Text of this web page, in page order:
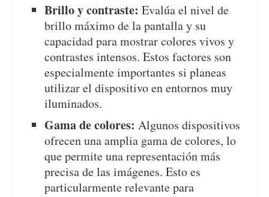
Brillo y contraste: Evalúa el nivel de
brillo máximo de la pantalla y su
capacidad para mostrar colores vivos y
contrastes intensos. Estos factores son
especialmente importantes si planeas
utilizar el dispositivo en entornos muy
iluminados.
Gama de colores: Algunos dispositivos
ofrecen una amplia gama de colores, lo
que permite una representación más
precisa de las imágenes. Esto es
particularmente relevante para